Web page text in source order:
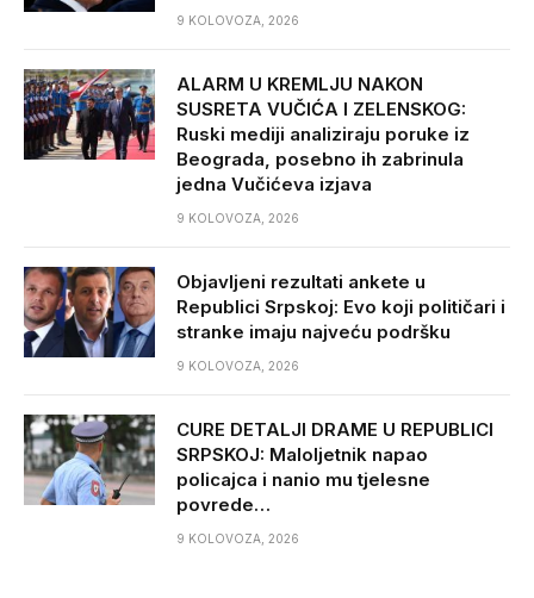
9 KOLOVOZA, 2026
ALARM U KREMLJU NAKON
SUSRETA VUČIĆA I ZELENSKOG:
Ruski mediji analiziraju poruke iz
Beograda, posebno ih zabrinula
jedna Vučićeva izjava
9 KOLOVOZA, 2026
Objavljeni rezultati ankete u
Republici Srpskoj: Evo koji političari i
stranke imaju najveću podršku
9 KOLOVOZA, 2026
CURE DETALJI DRAME U REPUBLICI
SRPSKOJ: Maloljetnik napao
policajca i nanio mu tjelesne
povrede…
9 KOLOVOZA, 2026